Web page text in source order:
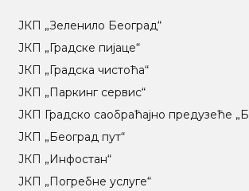
ЈКП „Зеленило Београд“
ЈКП „Градске пијаце“
ЈКП „Градска чистоћа“
ЈКП „Паркинг сервис“
ЈКП Градско саобраћајно предузеће
ЈКП „Београд пут“
ЈКП „Инфостан“
ЈКП „Погребне услуге“